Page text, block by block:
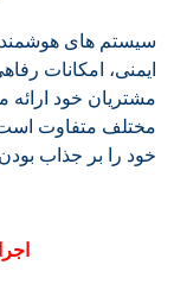
سیستم های هوشمند
ایمنی، امکانات
مشتریان خود ارائه
مختلف متفاوت است.
خود را بر جذاب